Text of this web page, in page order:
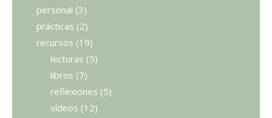
personal (3)
prácticas (2)
recursos (19)
lecturas (5)
libros (7)
reflexiones (5)
vídeos (12)